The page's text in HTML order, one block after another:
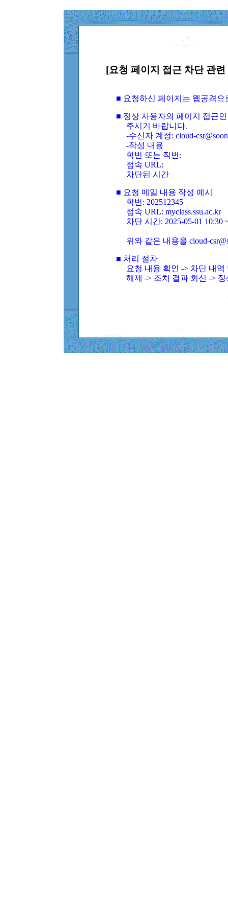
[요청 페이지 접근 차단 관
■ 요청하신 페이지는 웹공격
■ 정상 사용자의 페이지 접근
주시기 바랍니다.
-수신자 계정: cloud-
-작성 내용
학번 또는 직번:
접속 URL:
차단된 시간
■ 요청 메일 내용 작성 예시
학번: 202512345
접속 URL: myclass.ssu.ac.kr
차단 시간: 2025-05-01 10:30
위와 같은 내용을 cloud-
■ 처리 절차
요청 내용 확인 -> 차단 내
해제 -> 조치 결과 회신 ->